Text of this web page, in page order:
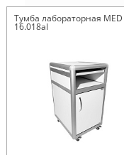
Тумба лабораторная MED
16.018al